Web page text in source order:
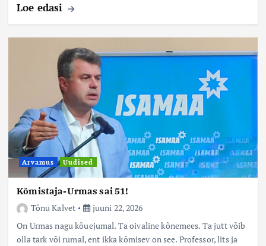
Loe edasi
Arvamus Uudised
Kõmistaja-Urmas sai 51!
Tõnu Kalvet
juuni 22, 2026
On Urmas nagu kõuejumal. Ta oivaline kõnemees. Ta jutt võib
olla tark või rumal, ent ikka kõmisev on see. Professor, lits ja